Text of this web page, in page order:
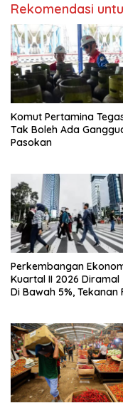
Rekomendasi
Komut Pertamina
Tak Boleh Ada
Pasokan
Perkembangan
Kuartal II 2026 Diramal
Di Bawah 5%, Tekanan